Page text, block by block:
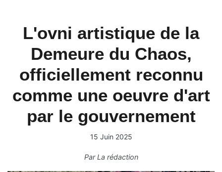
L'ovni artistique de la
Demeure du Chaos,
officiellement reconnu
comme une oeuvre d'art
par le gouvernement
15 Juin 2025
ParLa rédaction